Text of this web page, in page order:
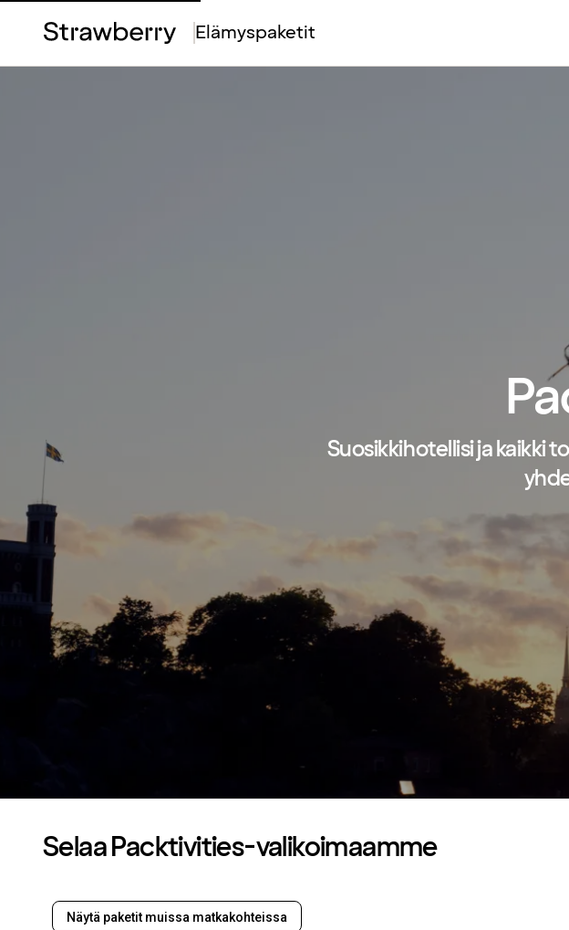
Top
Menu
Elämyspaketit
Suosikkihotellisi ja kaikki
Selaa Packtivities-valikoimaamme
Näytä paketit muissa matkakohteissa